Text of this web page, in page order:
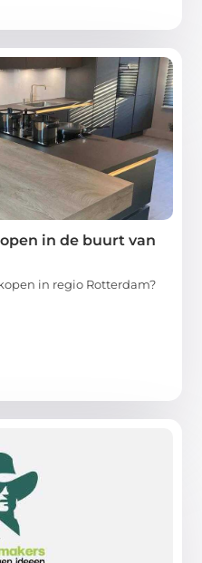
in de buurt van
in regio Rotterdam?